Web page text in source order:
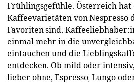
Frühlingsgefühle. Österreich hat
Kaffeevarietäten von Nespresso
Favoriten sind.
einmal mehr in die
eintauchen und die
entdecken. Ob mild oder
lieber ohne, Espresso, Lungo